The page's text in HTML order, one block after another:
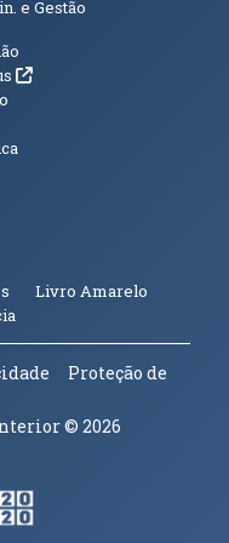
e Gestão
(abre em nova janela)
Livro Amarelo
(abre em nova janela)
Proteção de
© 2026